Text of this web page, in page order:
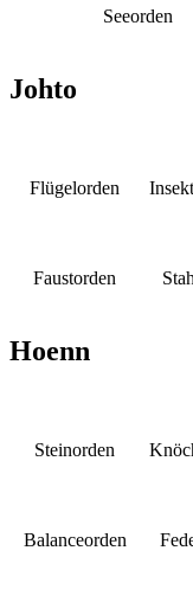
Seeorden
Johto
Flügelorden
Faustorden
Hoenn
Steinorden
Balanceorden